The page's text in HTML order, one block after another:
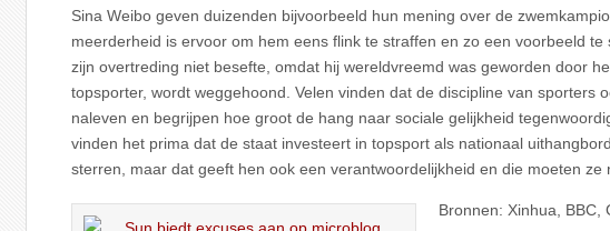
Sina Weibo geven duizenden bijvoorbeeld hun mening over de
meerderheid is ervoor om hem eens flink te straffen en zo een voorbeeld te
zijn overtreding niet besefte, omdat hij wereldvreemd was geworden door
topsporter, wordt weggehoond. Velen vinden dat de discipline van sporters
naleven en begrijpen hoe groot de hang naar sociale gelijkheid
vinden het prima dat de staat investeert in topsport als nationaal
sterren, maar dat geeft hen ook een verantwoordelijkheid en die moeten ze
Bronnen: Xinhua, BBC,